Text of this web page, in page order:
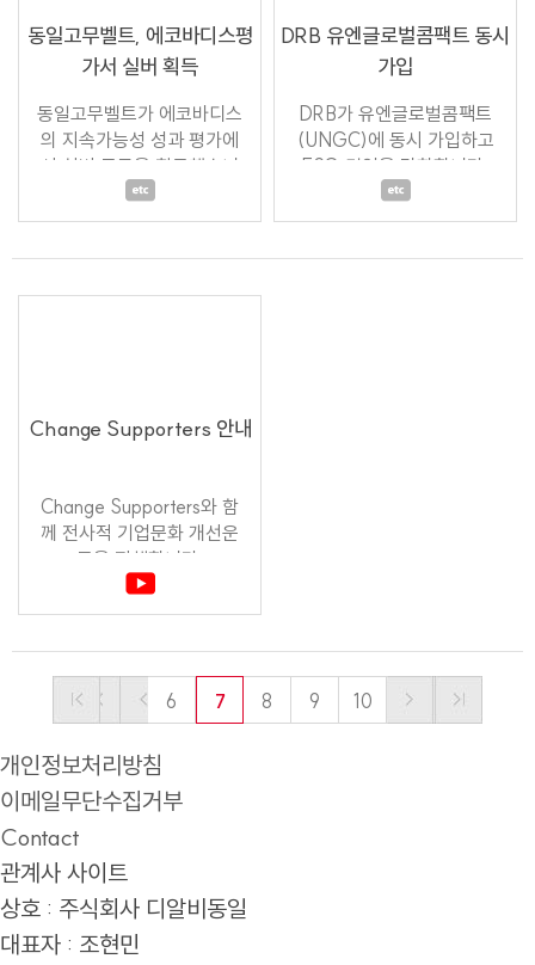
동일고무벨트, 에코바디스평
가서 실버 획득
동일고무벨트가 에코바디스
의 지속가능성 성과 평가에
서 실버 등급을 획득했습니
다.
DRB 유엔글로벌콤팩트 동시
가입
DRB가 유엔글로벌콤팩트
(UNGC)에 동시 가입하고
ESG 경영을 강화합니다.
Change Supporters 안내
Change Supporters와 함
께 전사적 기업문화 개선운
동을 진행합니다.
6 7 8 9 10
개인정보처리방침
이메일무단수집거부
Contact
관계사 사이트
상호 : 주식회사 디알비동일
대표자 : 조현민